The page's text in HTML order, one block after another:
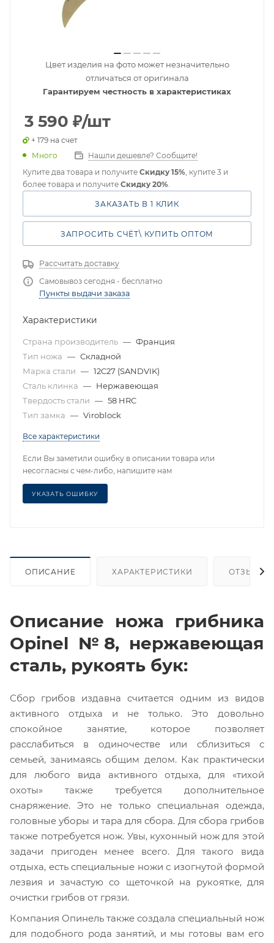
Цвет изделия на фото может незначительно
отличаться от оригинала
Гарантируем честность в характеристиках
3 590 ₽/шт
+ 179 на счет
Много
Нашли дешевле? Сообщите!
Купите два товара и получите Скидку 15%, купите 3 и
более товара и получите Скидку 20%.
ЗАКАЗАТЬ В 1 КЛИК
ЗАПРОСИТЬ СЧЁТ\ КУПИТЬ ОПТОМ
Рассчитать доставку
Самовывоз сегодня - бесплатно
Пункты выдачи заказа
Характеристики
Страна производитель — Франция
Тип ножа — Складной
Марка стали — 12C27 (SANDVIK)
Сталь клинка — Нержавеющая
Твердость стали — 58 HRC
Тип замка — Viroblock
Все характеристики
Если Вы заметили ошибку в описании товара или
несогласны с чем-либо, напишите нам
УКАЗАТЬ ОШИБКУ
ОПИСАНИЕ ХАРАКТЕРИСТИКИ ОТЗЫВЫ
Описание ножа грибника
Opinel №8, нержавеющая
сталь, рукоять бук:
Сбор грибов издавна считается одним из видов
активного отдыха и не только. Это довольно
спокойное занятие, которое позволяет
расслабиться в одиночестве или сблизиться с
семьей, занимаясь общим делом. Как практически
для любого вида активного отдыха, для «тихой
охоты» также требуется дополнительное
снаряжение. Это не только специальная одежда,
головные уборы и тара для сбора. Для сбора грибов
также потребуется нож. Увы, кухонный нож для этой
задачи пригоден менее всего. Для такого вида
отдыха, есть специальные ножи с изогнутой формой
лезвия и зачастую со щеточкой на рукоятке, для
очистки грибов от грязи.
Компания Опинель также создала специальный нож
для подобного рода занятий, и мы готовы вам его